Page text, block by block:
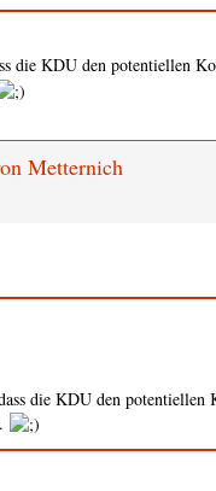
die KDU den potentiellen
Metternich
die KDU den potentiellen